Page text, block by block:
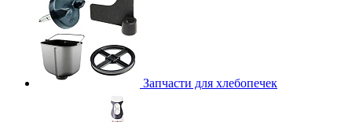
Запчасти для хлебопечек